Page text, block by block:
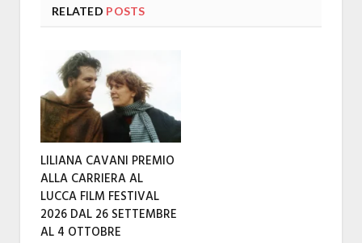
RELATED POSTS
LILIANA CAVANI PREMIO
ALLA CARRIERA AL
LUCCA FILM FESTIVAL
2026 DAL 26 SETTEMBRE
AL 4 OTTOBRE